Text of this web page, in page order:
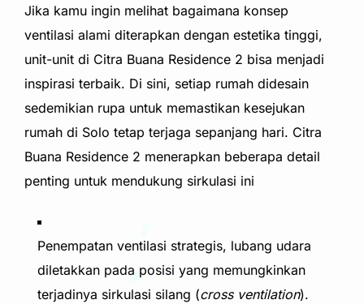
Jika kamu ingin melihat bagaimana konsep
ventilasi alami diterapkan dengan estetika tinggi,
unit-unit di Citra Buana Residence 2 bisa menjadi
inspirasi terbaik. Di sini, setiap rumah didesain
sedemikian rupa untuk memastikan kesejukan
rumah di Solo tetap terjaga sepanjang hari. Citra
Buana Residence 2 menerapkan beberapa detail
penting untuk mendukung sirkulasi ini
Penempatan ventilasi strategis, lubang udara
diletakkan pada posisi yang memungkinkan
terjadinya sirkulasi silang (cross ventilation).